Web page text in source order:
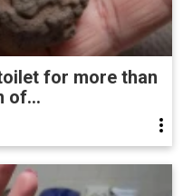
for more than
of...